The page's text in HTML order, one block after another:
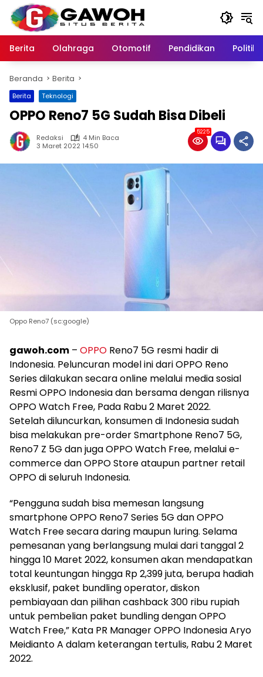
Langsung
konten
Berita
Olahraga Otomotif Pendidikan Politik
Beranda Berita
Berita Teknologi
OPPO Reno7 5G Sudah Bisa Dibeli
Redaksi
4 Min Baca
3 Maret 2022 14:50
5225
Oppo Reno7 (sc:google)
gawoh.com – OPPO Reno7 5G resmi hadir di
Indonesia. Peluncuran model ini dari OPPO Reno
Series dilakukan secara online melalui media sosial
Resmi OPPO Indonesia dan bersama dengan rilisnya
OPPO Watch Free, Pada Rabu 2 Maret 2022.
Setelah diluncurkan, konsumen di Indonesia sudah
bisa melakukan pre-order Smartphone Reno7 5G,
Reno7 Z 5G dan juga OPPO Watch Free, melalui e-
commerce dan OPPO Store ataupun partner retail
OPPO di seluruh Indonesia.
“Pengguna sudah bisa memesan langsung
smartphone OPPO Reno7 Series 5G dan OPPO
Watch Free secara daring maupun luring. Selama
pemesanan yang berlangsung mulai dari tanggal 2
hingga 10 Maret 2022, konsumen akan mendapatkan
total keuntungan hingga Rp 2,399 juta, berupa hadiah
eksklusif, paket bundling operator, diskon
pembiayaan dan pilihan cashback 300 ribu rupiah
untuk pembelian paket bundling dengan OPPO
Watch Free,” Kata PR Manager OPPO Indonesia Aryo
Meidianto A dalam keterangan tertulis, Rabu 2 Maret
2022.